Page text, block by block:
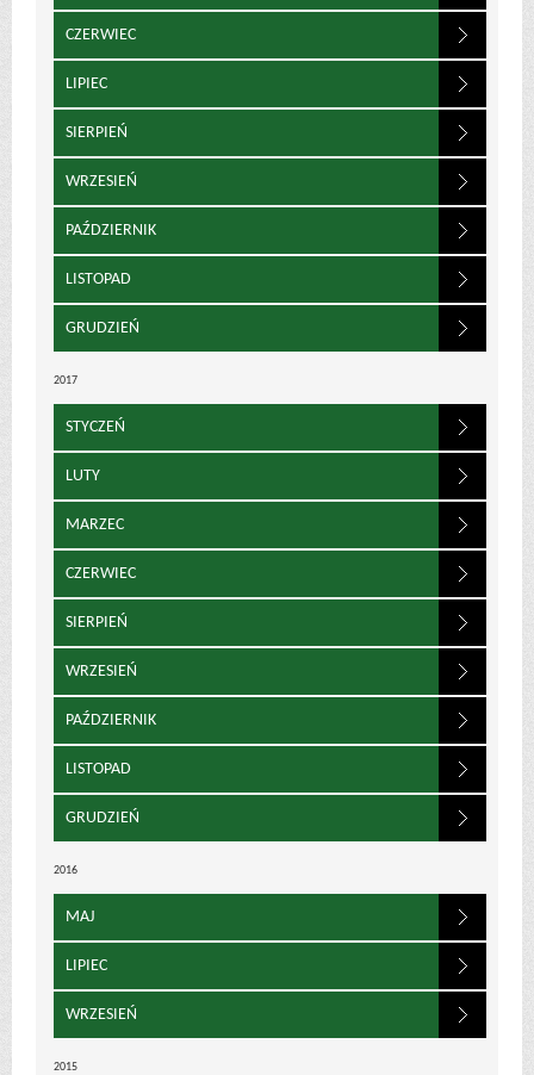
CZERWIEC
LIPIEC
SIERPIEŃ
WRZESIEŃ
PAŹDZIERNIK
LISTOPAD
GRUDZIEŃ
2017
STYCZEŃ
LUTY
MARZEC
CZERWIEC
SIERPIEŃ
WRZESIEŃ
PAŹDZIERNIK
LISTOPAD
GRUDZIEŃ
2016
MAJ
LIPIEC
WRZESIEŃ
2015